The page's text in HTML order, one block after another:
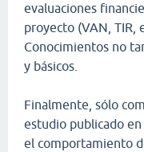
evaluaciones
proyecto (VAN, TIR,
Conocimientos no
y básicos.
Finalmente, sólo
estudio publicado
el comportamiento